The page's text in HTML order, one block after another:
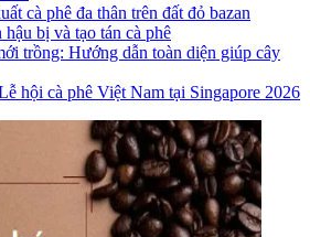
cà phê đa thân trên đất đỏ bazan
bị và tạo tán cà phê
trồng: Hướng dẫn toàn diện giúp cây
hội cà phê Việt Nam tại Singapore 2026